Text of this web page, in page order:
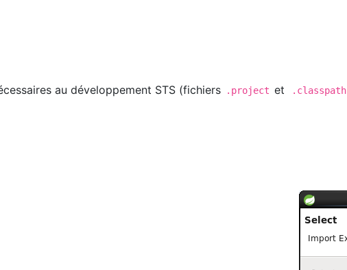
au développement STS (fichiers .project et .classpath